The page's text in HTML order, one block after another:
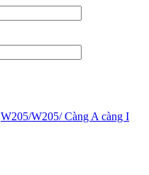
W205/W205/ Càng A càng I